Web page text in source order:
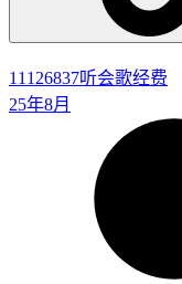
11126837听会歌经费
25年8月